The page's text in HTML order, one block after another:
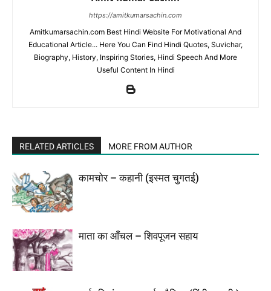
https://amitkumarsachin.com
Amitkumarsachin.com Best Hindi Website For Motivational And
Educational Article... Here You Can Find Hindi Quotes, Suvichar,
Biography, History, Inspiring Stories, Hindi Speech And More
Useful Content In Hindi
RELATED ARTICLES MORE FROM AUTHOR
कामचोर – कहानी (इस्मत चुगतई)
माता का आँचल – शिवपूजन सहाय